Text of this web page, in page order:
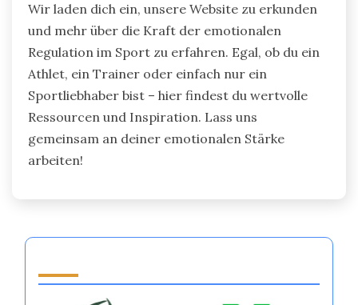
Wir laden dich ein, unsere Website zu erkunden
und mehr über die Kraft der emotionalen
Regulation im Sport zu erfahren. Egal, ob du ein
Athlet, ein Trainer oder einfach nur ein
Sportliebhaber bist – hier findest du wertvolle
Ressourcen und Inspiration. Lass uns
gemeinsam an deiner emotionalen Stärke
arbeiten!